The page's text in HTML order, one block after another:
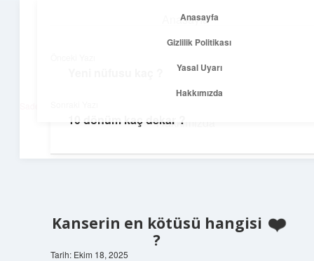
Anasayfa
Yasal Uyarı
Hakkımızda
Net Fikirler Dünyası
Kanserin en kötüsü hangisi
?
Tarih: Ekim 18, 2025
10 dönüm kaç dekar ?
Anasayfa
Gizlilik Politikası
Yasal Uyarı
Hakkımızda